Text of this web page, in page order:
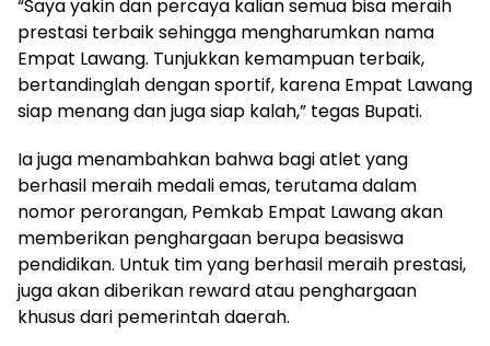
“Saya yakin dan percaya kalian semua bisa meraih
prestasi terbaik sehingga mengharumkan nama
Empat Lawang. Tunjukkan kemampuan terbaik,
bertandinglah dengan sportif, karena Empat Lawang
siap menang dan juga siap kalah,” tegas Bupati.
Ia juga menambahkan bahwa bagi atlet yang
berhasil meraih medali emas, terutama dalam
nomor perorangan, Pemkab Empat Lawang akan
memberikan penghargaan berupa beasiswa
pendidikan. Untuk tim yang berhasil meraih prestasi,
juga akan diberikan reward atau penghargaan
khusus dari pemerintah daerah.